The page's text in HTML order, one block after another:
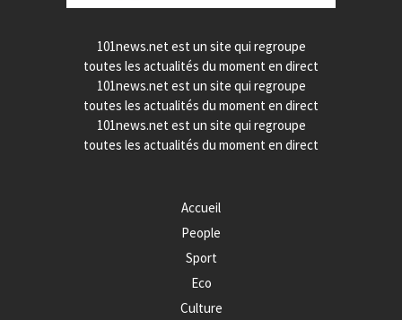
101news.net est un site qui regroupe
toutes les actualités du moment en direct
101news.net est un site qui regroupe
toutes les actualités du moment en direct
101news.net est un site qui regroupe
toutes les actualités du moment en direct
Accueil
People
Sport
Eco
Culture